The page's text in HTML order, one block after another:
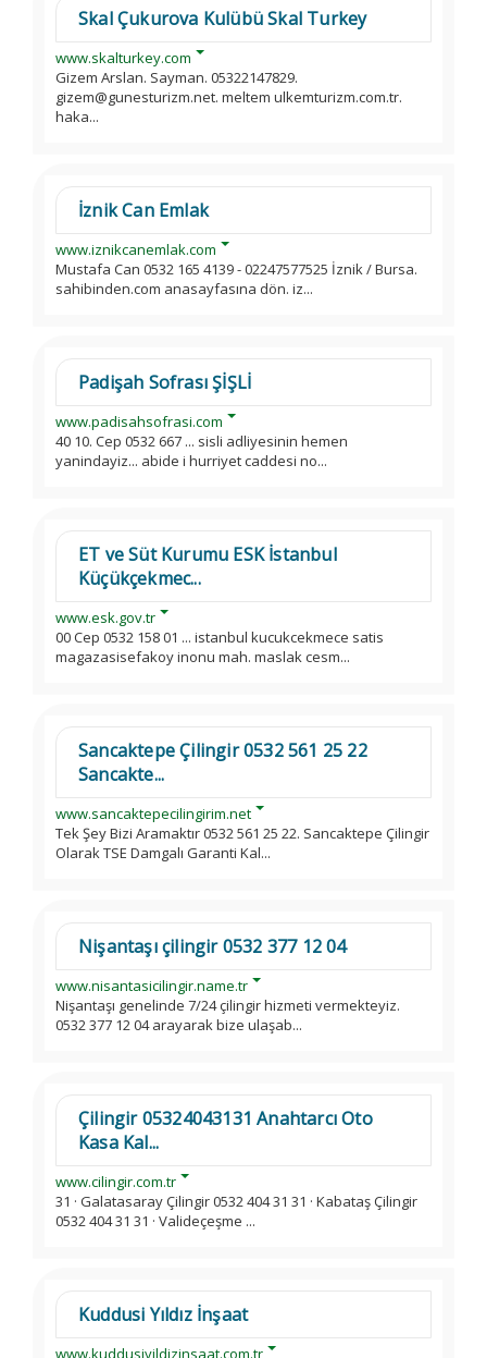
Skal Çukurova Kulübü Skal Turkey
www.skalturkey.com
Gizem Arslan. Sayman. 05322147829.
gizem@gunesturizm.net. meltem ulkemturizm.com.tr.
haka...
İznik Can Emlak
www.iznikcanemlak.com
Mustafa Can 0532 165 4139 - 02247577525 İznik / Bursa.
sahibinden.com anasayfasına dön. iz...
Padişah Sofrası ŞİŞLİ
www.padisahsofrasi.com
40 10. Cep 0532 667 ... sisli adliyesinin hemen
yanindayiz... abide i hurriyet caddesi no...
ET ve Süt Kurumu ESK İstanbul
Küçükçekmec...
www.esk.gov.tr
00 Cep 0532 158 01 ... istanbul kucukcekmece satis
magazasisefakoy inonu mah. maslak cesm...
Sancaktepe Çilingir 0532 561 25 22
Sancakte...
www.sancaktepecilingirim.net
Tek Şey Bizi Aramaktır 0532 561 25 22. Sancaktepe Çilingir
Olarak TSE Damgalı Garanti Kal...
Nişantaşı çilingir 0532 377 12 04
www.nisantasicilingir.name.tr
Nişantaşı genelinde 7/24 çilingir hizmeti vermekteyiz.
0532 377 12 04 arayarak bize ulaşab...
Çilingir 05324043131 Anahtarcı Oto
Kasa Kal...
www.cilingir.com.tr
31 · Galatasaray Çilingir 0532 404 31 31 · Kabataş Çilingir
0532 404 31 31 · Valideçeşme ...
Kuddusi Yıldız İnşaat
www.kuddusiyildizinsaat.com.tr